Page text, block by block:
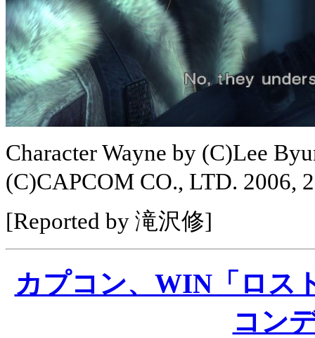
Character Wayne by (C)Lee
(C)CAPCOM CO., LTD. 2006,
[Reported by 滝沢修]
カプコン、WIN「ロス
コン